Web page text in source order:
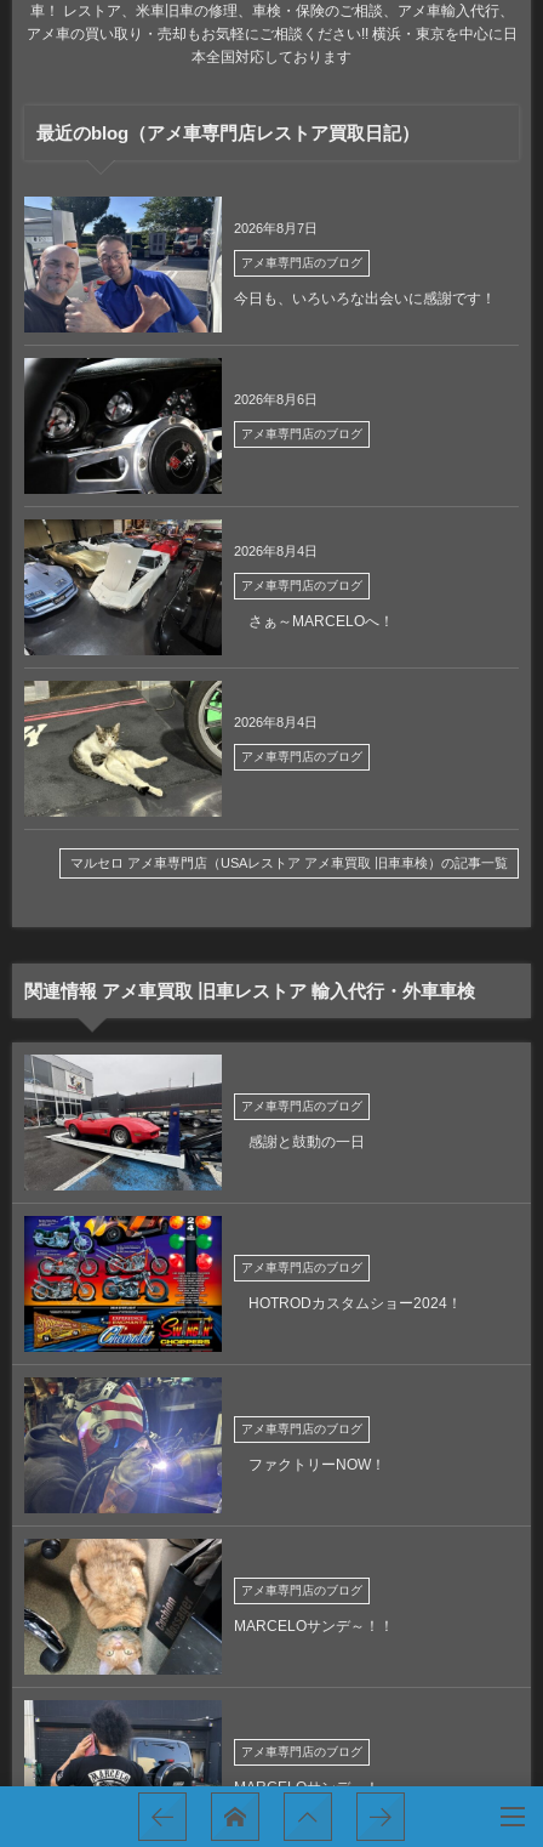
車！ レストア、米車旧車の修理、車検・保険のご相談、アメ車輸入代行、
アメ車の買い取り・売却もお気軽にご相談ください!! 横浜・東京を中心に日
本全国対応しております
最近のblog（アメ車専門店レストア買取日記）
2026年8月7日
アメ車専門店のブログ
今日も、いろいろな出会いに感謝です！
2026年8月6日
アメ車専門店のブログ
2026年8月4日
アメ車専門店のブログ
さぁ～MARCELOへ！
2026年8月4日
アメ車専門店のブログ
マルセロ アメ車専門店（USAレストア アメ車買取 旧車車検）の記事一覧
関連情報 アメ車買取 旧車レストア 輸入代行・外車車検
アメ車専門店のブログ
感謝と鼓動の一日
アメ車専門店のブログ
HOTRODカスタムショー2024！
アメ車専門店のブログ
ファクトリーNOW！
アメ車専門店のブログ
MARCELOサンデ～！！
アメ車専門店のブログ
MARCELOサンデ～！